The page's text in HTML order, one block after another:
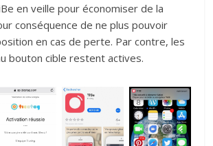
en veille pour économiser de la
conséquence de ne plus pouvoir
en cas de perte. Par contre, les
bouton cible restent actives.